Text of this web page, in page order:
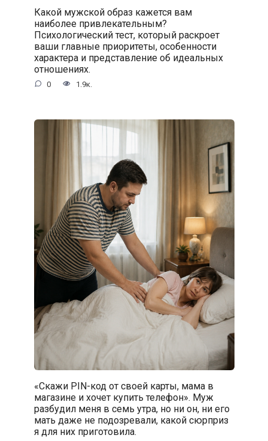
Какой мужской образ кажется вам
наиболее привлекательным?
Психологический тест, который раскроет
ваши главные приоритеты, особенности
характера и представление об идеальных
отношениях.
0 1.9к.
«Скажи PIN-код от своей карты, мама в
магазине и хочет купить телефон». Муж
разбудил меня в семь утра, но ни он, ни его
мать даже не подозревали, какой сюрприз
я для них приготовила.